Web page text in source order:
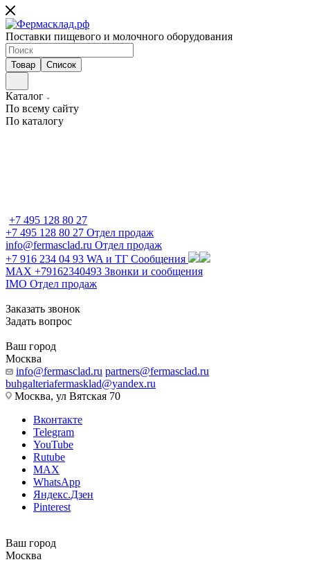
Поставки пищевого и молочного оборудования
Товар Список
Каталог
По всему сайту
По каталогу
+7 495 128 80 27
+7 495 128 80 27 Отдел продаж
info@fermasclad.ru Отдел продаж
+7 916 234 04 93 WA и ТГ Сообщения
MAX +79162340493 Звонки и сообщения
IMO Отдел продаж
Заказать звонок
Задать вопрос
Ваш город
Москва
info@fermasclad.ru partners@fermasclad.ru
buhgalteriafermasklad@yandex.ru
Москва, ул Вятская 70
Вконтакте
Telegram
YouTube
Rutube
MAX
WhatsApp
Яндекс.Дзен
Pinterest
Ваш город
Москва